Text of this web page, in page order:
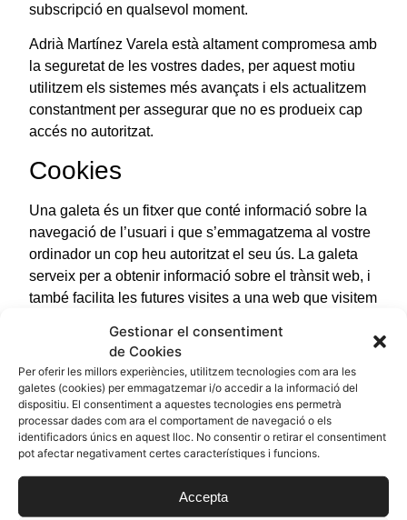
Gestionar el consentiment
de Cookies
Per oferir les millors experiències, utilitzem tecnologies com ara les
galetes (cookies) per emmagatzemar i/o accedir a la informació del
dispositiu. El consentiment a aquestes tecnologies ens permetrà
processar dades com ara el comportament de navegació o els
identificadors únics en aquest lloc. No consentir o retirar el consentiment
pot afectar negativament certes característiques i funcions.
Accepta
subscripció en qualsevol moment.
Adrià Martínez Varela està altament compromesa amb
la seguretat de les vostres dades, per aquest motiu
utilitzem els sistemes més avançats i els actualitzem
constantment per assegurar que no es produeix cap
accés no autoritzat.
Cookies
Una galeta és un fitxer que conté informació sobre la
navegació de l’usuari i que s’emmagatzema al vostre
ordinador un cop heu autoritzat el seu ús. La galeta
serveix per a obtenir informació sobre el trànsit web, i
també facilita les futures visites a una web que visitem
és la de permetre als llocs web identificar-vos i, per
tant, oferir-vos el millor servei personalitzat del seu
web.
El nostre lloc web utilitza les galetes per identificar les
pàgines que es visiten i amb la freqüència amb què
es fa. Aquesta informació s’utilitza únicament per a fer
s’elimina de manera permanent. Podeu eliminar les